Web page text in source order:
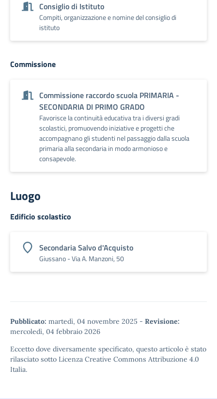
Consiglio di Istituto
Compiti, organizzazione e nomine del consiglio di
istituto
Commissione
Commissione raccordo scuola PRIMARIA -
SECONDARIA DI PRIMO GRADO
Favorisce la continuità educativa tra i diversi gradi
scolastici, promuovendo iniziative e progetti che
accompagnano gli studenti nel passaggio dalla scuola
primaria alla secondaria in modo armonioso e
consapevole.
Luogo
Edificio scolastico
Secondaria Salvo d'Acquisto
Giussano - Via A. Manzoni, 50
Pubblicato: martedì, 04 novembre 2025 - Revisione:
mercoledì, 04 febbraio 2026
Eccetto dove diversamente specificato, questo articolo è stato
rilasciato sotto Licenza Creative Commons Attribuzione 4.0
Italia.